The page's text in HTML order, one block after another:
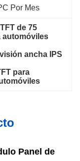
Por Mes
de 75
automóviles
ancha IPS
para
Panel de